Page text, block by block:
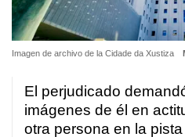
Imagen de archivo de la Cidade da Xustiza
El perjudicado
imágenes de él en
otra persona en la